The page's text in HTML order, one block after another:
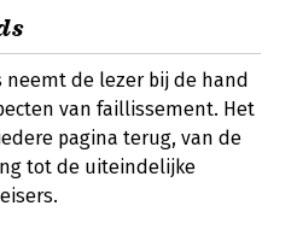
neemt de lezer bij de hand
van faillissement. Het
pagina terug, van de
tot de uiteindelijke